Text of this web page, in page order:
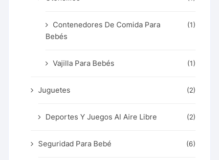
Contenedores De Comida Para
Bebés
(1)
Vajilla Para Bebés (1)
Juguetes (2)
Deportes Y Juegos Al Aire Libre (2)
Seguridad Para Bebé (6)